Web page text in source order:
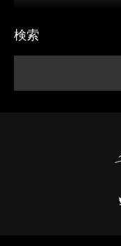
検索